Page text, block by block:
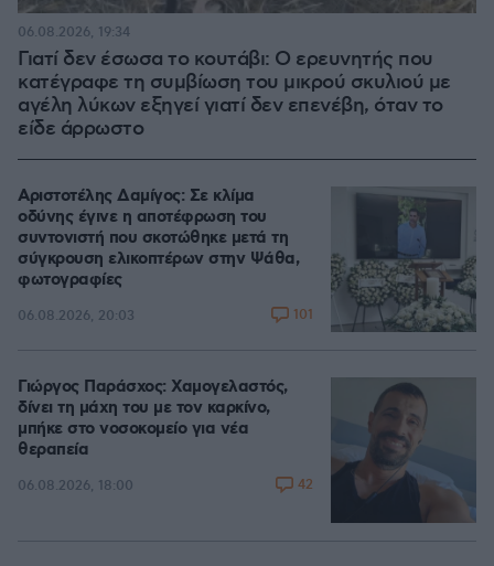
Γιατί δεν έσωσα το κουτάβι: Ο ερευνητής που
κατέγραφε τη συμβίωση του μικρού σκυλιού με
αγέλη λύκων εξηγεί γιατί δεν επενέβη, όταν το
είδε άρρωστο
06.08.2026, 19:34
Αριστοτέλης Δαμίγος: Σε κλίμα
οδύνης έγινε η αποτέφρωση του
συντονιστή που σκοτώθηκε μετά τη
σύγκρουση ελικοπτέρων στην Ψάθα,
φωτογραφίες
06.08.2026, 20:03 101
Γιώργος Παράσχος: Χαμογελαστός,
δίνει τη μάχη του με τον καρκίνο,
μπήκε στο νοσοκομείο για νέα
θεραπεία
06.08.2026, 18:00 42